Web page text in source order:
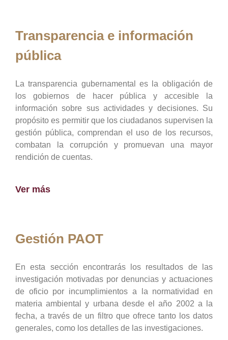
Transparencia e información
pública
La transparencia gubernamental es la obligación de
los gobiernos de hacer pública y accesible la
información sobre sus actividades y decisiones. Su
propósito es permitir que los ciudadanos supervisen la
gestión pública, comprendan el uso de los recursos,
combatan la corrupción y promuevan una mayor
rendición de cuentas.
Ver más
Gestión PAOT
En esta sección encontrarás los resultados de las
investigación motivadas por denuncias y actuaciones
de oficio por incumplimientos a la normatividad en
materia ambiental y urbana desde el año 2002 a la
fecha, a través de un filtro que ofrece tanto los datos
generales, como los detalles de las investigaciones.